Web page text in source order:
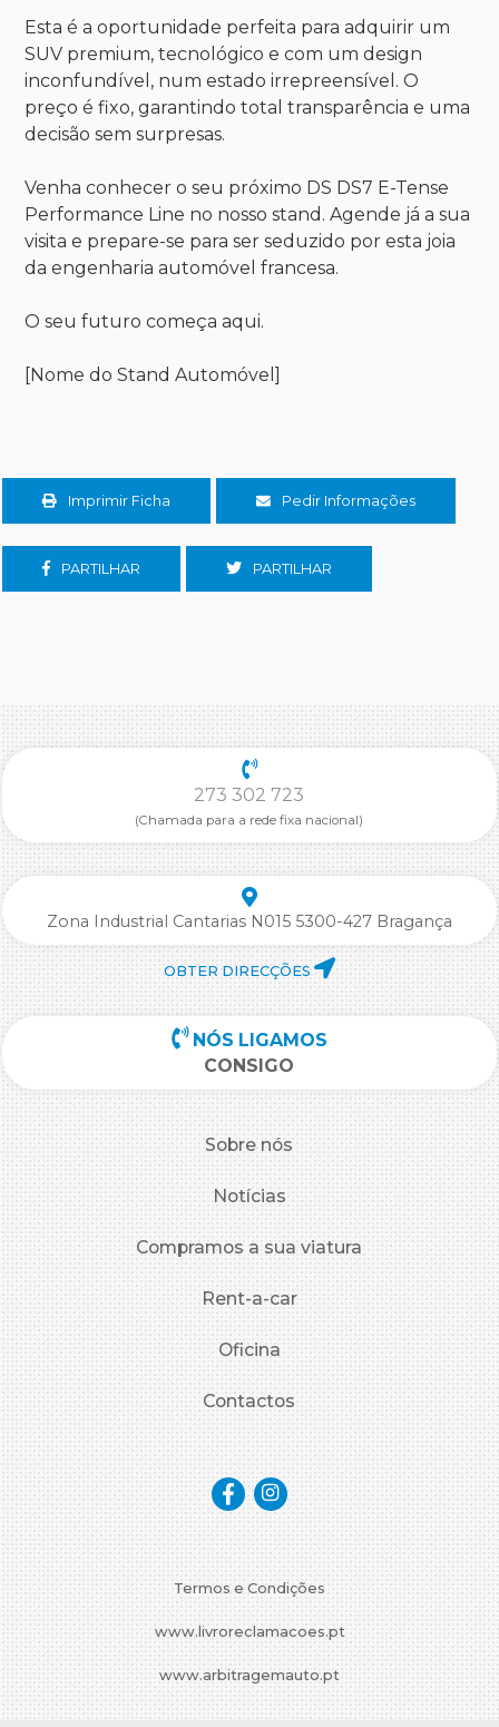
Esta é a oportunidade perfeita para adquirir um
SUV premium, tecnológico e com um design
inconfundível, num estado irrepreensível. O
preço é fixo, garantindo total transparência e uma
decisão sem surpresas.
Venha conhecer o seu próximo DS DS7 E-Tense
Performance Line no nosso stand. Agende já a sua
visita e prepare-se para ser seduzido por esta joia
da engenharia automóvel francesa.
O seu futuro começa aqui.
[Nome do Stand Automóvel]
Imprimir Ficha Pedir Informações
PARTILHAR PARTILHAR
273 302 723
(Chamada para a rede fixa nacional)
Zona Industrial Cantarias N015 5300-427 Bragança
OBTER DIRECÇÕES
NÓS LIGAMOS
CONSIGO
Sobre nós
Notícias
Compramos a sua viatura
Rent-a-car
Oficina
Contactos
Termos e Condições
www.livroreclamacoes.pt
www.arbitragemauto.pt